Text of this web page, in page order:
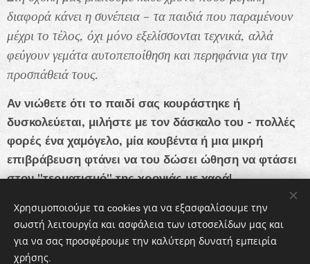
διαφορά κάνει η συνέπεια - τα παιδιά που παραμένουν
μέχρι το τέλος, όχι μόνο εξελίσσονται τεχνικά, αλλά
φεύγουν γεμάτα αυτοπεποίθηση και περηφάνια για την
προσπάθειά τους.
Αν νιώθετε ότι το παιδί σας κουράστηκε ή
δυσκολεύεται, μιλήστε με τον δάσκαλο του - πολλές
φορές ένα χαμόγελο, μία κουβέντα ή μια μικρή
επιβράβευση φτάνει να του δώσει ώθηση να φτάσει
στον "τερματισμό" της χρονιάς με χαρά!
Share
Χρησιμοποιούμε τα cookies για να εξασφαλίσουμε την
σωστή λειτουργία και ασφάλεια των ιστοσελίδων μας και
για να σας προσφέρουμε την καλύτερη δυνατή εμπειρία
χρήσης.